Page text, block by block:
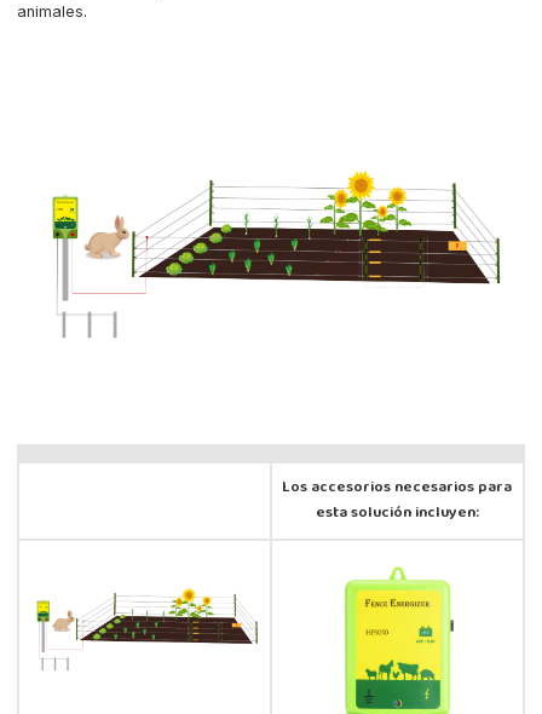
animales.
Los accesorios necesarios para
esta solución incluyen: